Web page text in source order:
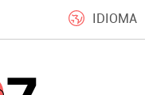
IDIOMA